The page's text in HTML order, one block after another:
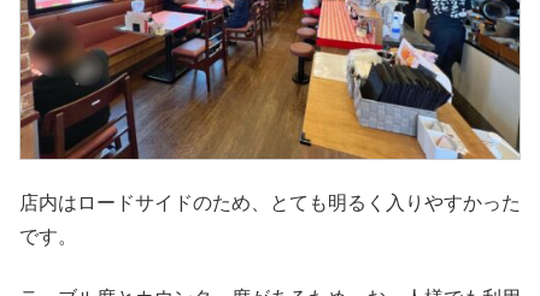
店内はロードサイドのため、とても明るく入りやすかった
です。